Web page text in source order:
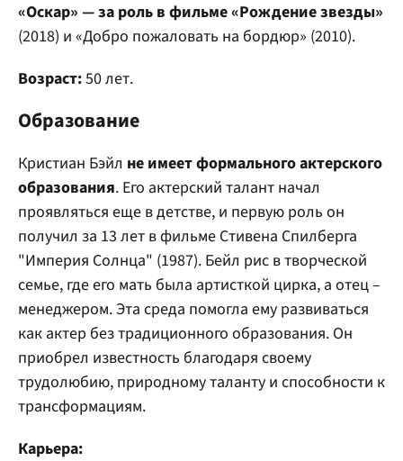
«Оскар» — за роль в фильме «Рождение звезды»
(2018) и «Добро пожаловать на бордюр» (2010).
Возраст:50 лет.
Образование
Кристиан Бэйл не имеет формального актерского
образования. Его актерский талант начал
проявляться еще в детстве, и первую роль он
получил за 13 лет в фильме Стивена Спилберга
"Империя Солнца" (1987). Бейл рис в творческой
семье, где его мать была артисткой цирка, а отец –
менеджером. Эта среда помогла ему развиваться
как актер без традиционного образования. Он
приобрел известность благодаря своему
трудолюбию, природному таланту и способности к
трансформациям.
Карьера: